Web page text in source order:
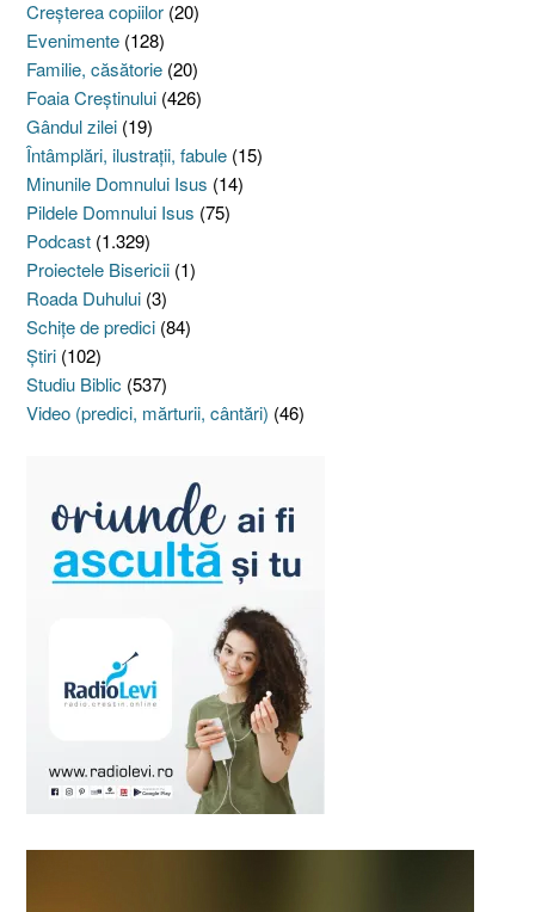
Creşterea copiilor (20)
Evenimente (128)
Familie, căsătorie (20)
Foaia Creştinului (426)
Gândul zilei (19)
Întâmplări, ilustraţii, fabule (15)
Minunile Domnului Isus (14)
Pildele Domnului Isus (75)
Podcast (1.329)
Proiectele Bisericii (1)
Roada Duhului (3)
Schiţe de predici (84)
Ştiri (102)
Studiu Biblic (537)
Video (predici, mărturii, cântări) (46)